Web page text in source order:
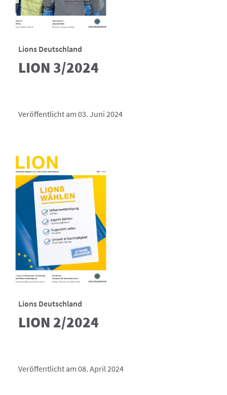
Lions Deutschland
LION 3/2024
Veröffentlicht am 03. Juni 2024
Lions Deutschland
LION 2/2024
Veröffentlicht am 08. April 2024